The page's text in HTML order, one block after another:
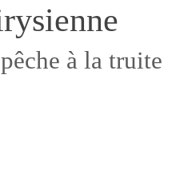
à la truite